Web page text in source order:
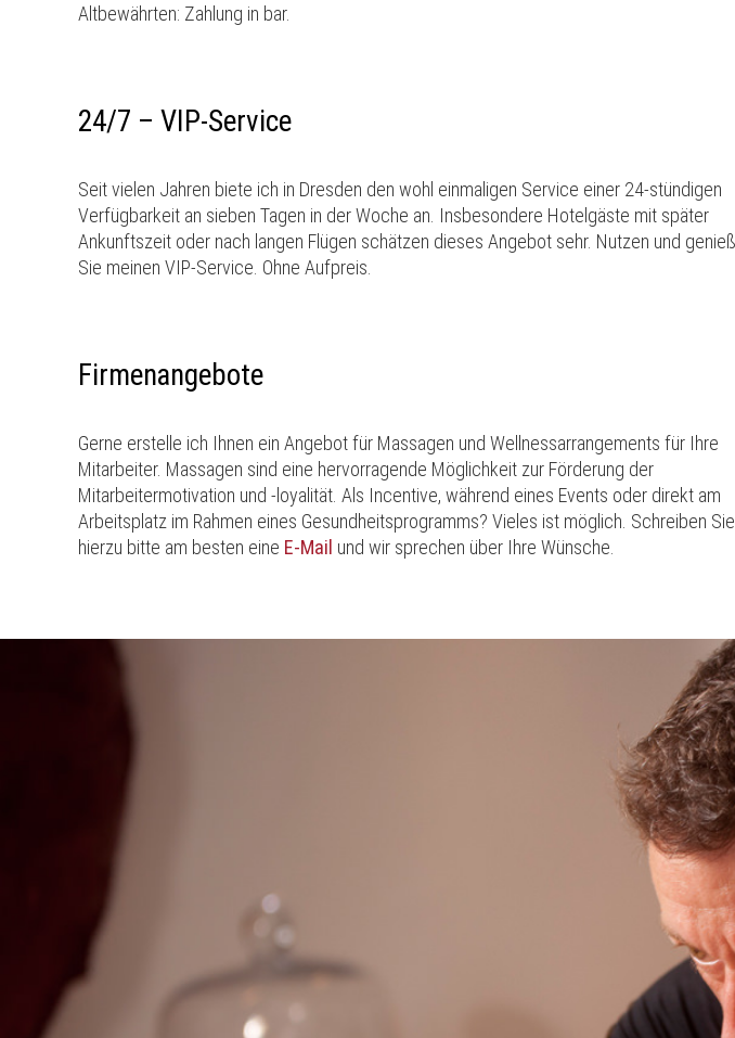
Altbewährten: Zahlung in bar.
24/7 – VIP-Service
Seit vielen Jahren biete ich in Dresden den wohl einmaligen Service einer 24-stündigen
Verfügbarkeit an sieben Tagen in der Woche an. Insbesondere Hotelgäste mit später
Ankunftszeit oder nach langen Flügen schätzen dieses Angebot sehr. Nutzen und
Sie meinen VIP-Service. Ohne Aufpreis.
Firmenangebote
Gerne erstelle ich Ihnen ein Angebot für Massagen und Wellnessarrangements für Ihre
Mitarbeiter. Massagen sind eine hervorragende Möglichkeit zur Förderung der
Mitarbeitermotivation und -loyalität. Als Incentive, während eines Events oder direkt am
Arbeitsplatz im Rahmen eines Gesundheitsprogramms? Vieles ist möglich. Schreiben
hierzu bitte am besten eine E-Mail und wir sprechen über Ihre Wünsche.